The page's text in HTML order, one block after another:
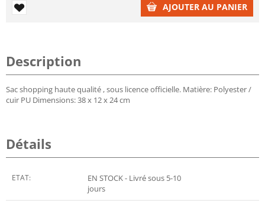
AJOUTER AU PANIER
Description
Sac shopping haute qualité , sous licence officielle. Matière: Polyester /
cuir PU Dimensions: 38 x 12 x 24 cm
Détails
ETAT:
EN STOCK - Livré sous 5-10
jours